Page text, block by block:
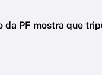
da PF mostra que